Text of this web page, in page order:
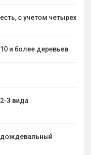
есть, с учетом четырех
10 и более деревьев
2-3 вида
дождевальный